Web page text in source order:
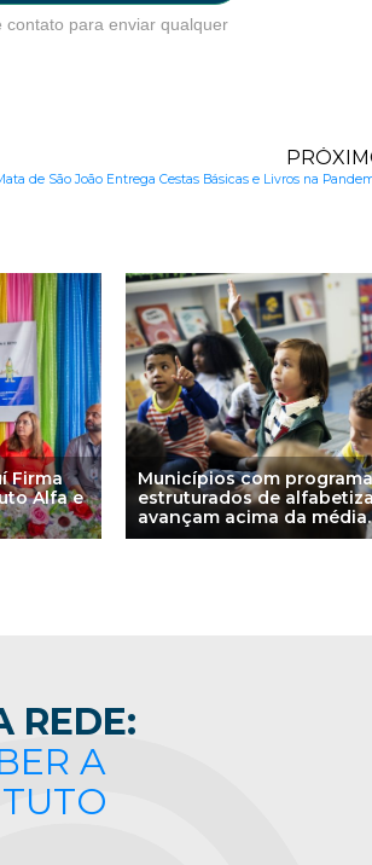
contato para enviar qualquer
de São João Entrega Cestas Básicas e Livros na
Firma
Alfa e
Municípios com
estruturados de
avançam acima da média
nacional, aponta nova
REDE:
A